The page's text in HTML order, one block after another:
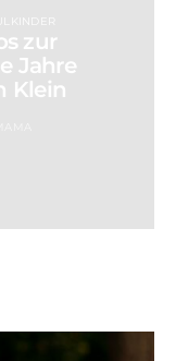
zur
Jahre
Klein